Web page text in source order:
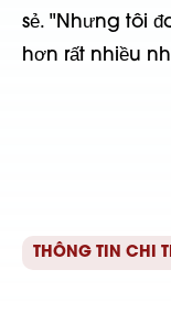
sẻ. "Nhưng tôi
hơn rất nhiều
THÔNG TIN CHI